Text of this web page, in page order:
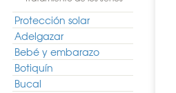
Protección solar
Adelgazar
Bebé y embarazo
Botiquín
Bucal